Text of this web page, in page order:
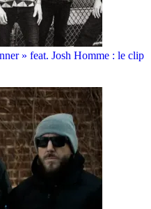
» feat. Josh Homme : le clip